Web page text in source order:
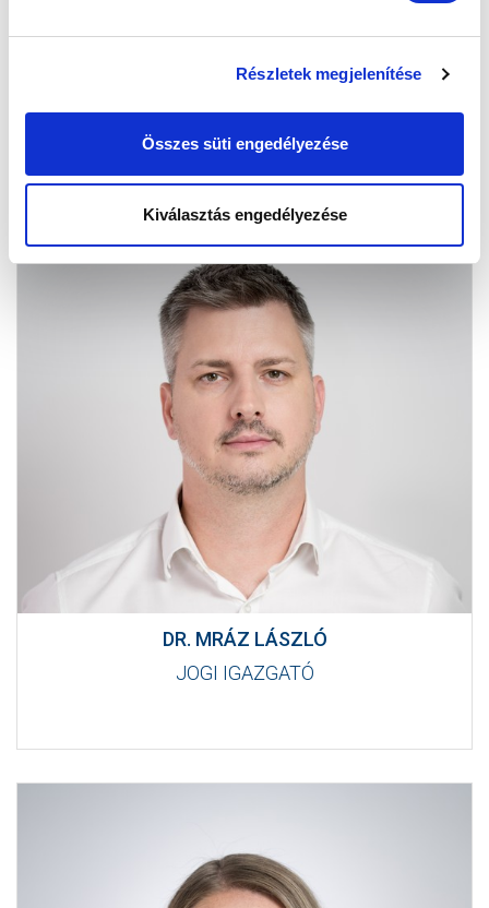
Részletek megjelenítése
Összes süti engedélyezése
Kiválasztás engedélyezése
HORVÁTH MIHÁLY
OPERATÍV IGAZGATÓ
DR. MRÁZ LÁSZLÓ
JOGI IGAZGATÓ